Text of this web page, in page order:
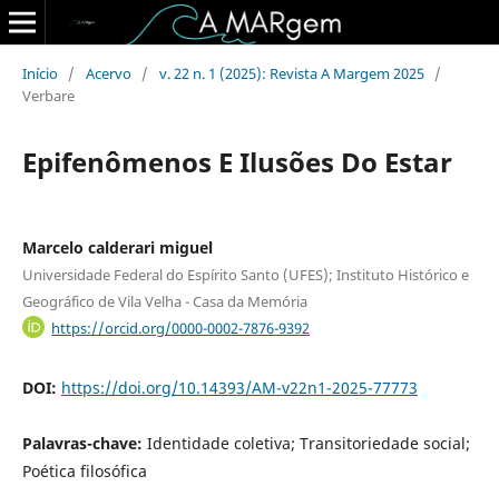
Início / Acervo / v. 22 n. 1 (2025): Revista A Margem 2025 /
Verbare
Epifenômenos E Ilusões Do Estar
Marcelo calderari miguel
Universidade Federal do Espírito Santo (UFES); Instituto Histórico e
Geográfico de Vila Velha - Casa da Memória
https://orcid.org/0000-0002-7876-9392
DOI: https://doi.org/10.14393/AM-v22n1-2025-77773
Palavras-chave: Identidade coletiva; Transitoriedade social;
Poética filosófica